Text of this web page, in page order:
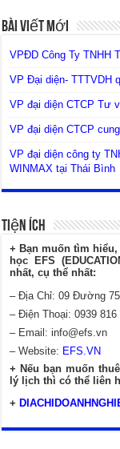
Bài Viết Mới
VPĐD Công Ty TNHH
VP Đại diện- TTTVDH
VP đại diện CTCP Tư
VP đại diện CTCP
VP đại diện công ty
WINMAX tại Thái Bình
Tiện Ích
+ Bạn muốn tìm
học EFS
nhất, cụ thể nhất:
– Địa Chỉ: 09 Đường
– Điện Thoại: 0939 816
– Email:info@efs.vn
– Website: EFS.VN
+ Nếu bạn muốn
lý lịch thì có thể liên
+